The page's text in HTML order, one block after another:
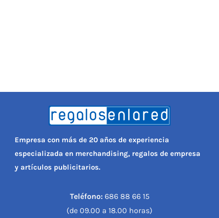
Empresa con más de 20 años de experiencia
especializada en merchandising, regalos de empresa
y artículos publicitarios.
Teléfono:686 88 66 15
(de 09.00 a 18.00 horas)